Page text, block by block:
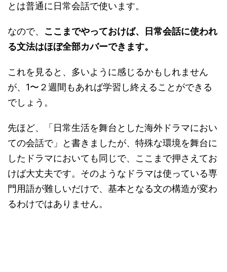
とは普通に日常会話で使います。
なので、 ここまでやっておけば、日常会話に使われ
る文法はほぼ全部カバーできます。
これを見ると、多いように感じるかもしれません
が、1〜２週間もあれば学習し終えることができる
でしょう。
先ほど、「日常生活を舞台とした海外ドラマにおい
ての会話で」と書きましたが、特殊な環境を舞台に
したドラマにおいても同じで、ここまで押さえてお
けば大丈夫です。そのようなドラマは使っている専
門用語が難しいだけで、基本となる文の構造が変わ
るわけではありません。